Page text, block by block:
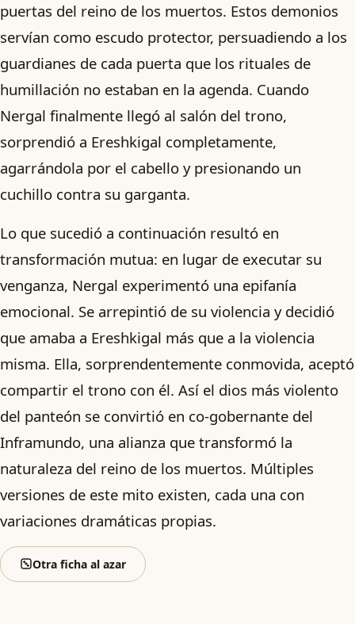
puertas del reino de los muertos. Estos demonios
servían como escudo protector, persuadiendo a los
guardianes de cada puerta que los rituales de
humillación no estaban en la agenda. Cuando
Nergal finalmente llegó al salón del trono,
sorprendió a Ereshkigal completamente,
agarrándola por el cabello y presionando un
cuchillo contra su garganta.
Lo que sucedió a continuación resultó en
transformación mutua: en lugar de executar su
venganza, Nergal experimentó una epifanía
emocional. Se arrepintió de su violencia y decidió
que amaba a Ereshkigal más que a la violencia
misma. Ella, sorprendentemente conmovida, aceptó
compartir el trono con él. Así el dios más violento
del panteón se convirtió en co-gobernante del
Inframundo, una alianza que transformó la
naturaleza del reino de los muertos. Múltiples
versiones de este mito existen, cada una con
variaciones dramáticas propias.
Otra ficha al azar